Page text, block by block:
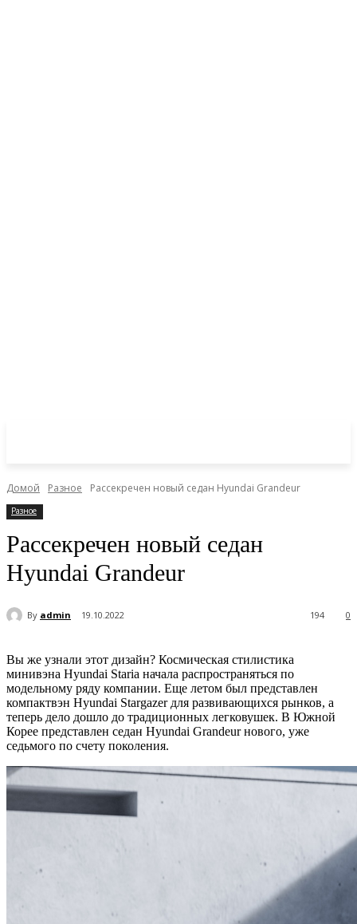
Домой Разное Рассекречен новый седан Hyundai Grandeur
Разное
Рассекречен новый седан
Hyundai Grandeur
By admin 19.10.2022 0
194
Вы же узнали этот дизайн? Космическая стилистика
минивэна Hyundai Staria начала распространяться по
модельному ряду компании. Еще летом был представлен
компактвэн Hyundai Stargazer для развивающихся рынков, а
теперь дело дошло до традиционных легковушек. В Южной
Корее представлен седан Hyundai Grandeur нового, уже
седьмого по счету поколения.